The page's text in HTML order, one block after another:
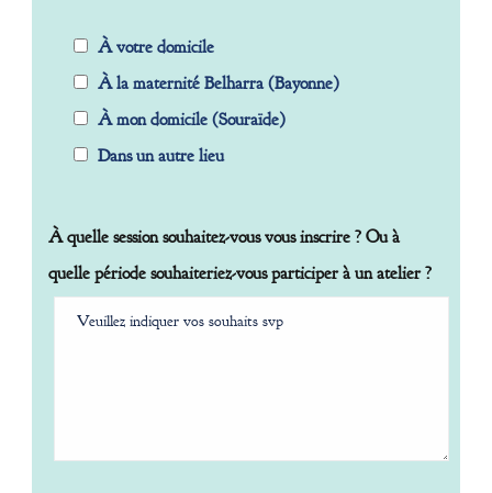
À votre domicile
À la maternité Belharra (Bayonne)
À mon domicile (Souraïde)
Dans un autre lieu
À quelle session souhaitez-vous vous inscrire ? Ou à
quelle période souhaiteriez-vous participer à un atelier ?